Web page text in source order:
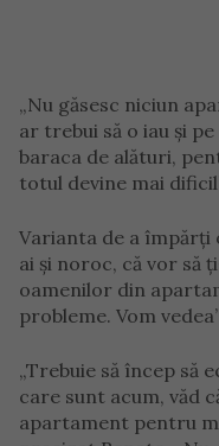
„Nu găsesc niciun
ar trebui să o iau și
baraca de alături,
totul devine mai
Varianta de a împărți
ai și noroc, că vor să
oamenilor din
probleme. Vom
„Trebuie să încep să
care sunt acum, văd
apartament pentru